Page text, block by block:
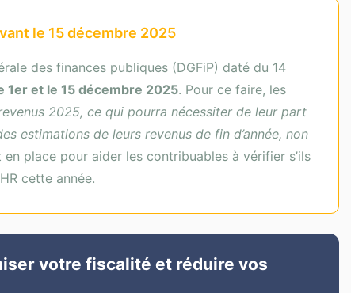
le 15 décembre 2025
des finances publiques (DGFiP) daté du 14
1er et le 15 décembre 2025. Pour ce faire, les
2025, ce qui pourra nécessiter de leur part
estimations de leurs revenus de fin d’année, non
place pour aider les contribuables à vérifier s’ils
cette année.
votre fiscalité et réduire vos